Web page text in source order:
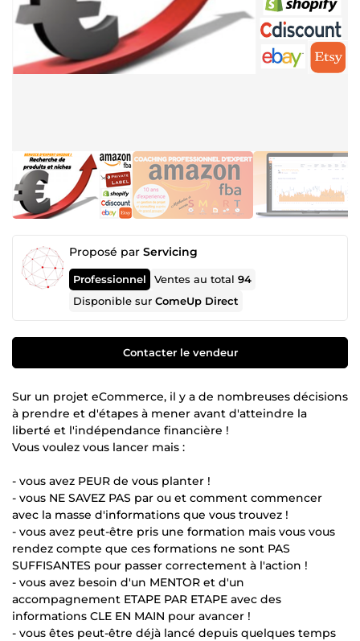
Proposé par Servicing
Professionnel Ventes au total94
Disponible surComeUp Direct
Contacter le vendeur
Sur un projet eCommerce, il y a de nombreuses décisions
à prendre et d'étapes à mener avant d'atteindre la
liberté et l'indépendance financière !
Vous voulez vous lancer mais :
- vous avez PEUR de vous planter !
- vous NE SAVEZ PAS par ou et comment commencer
avec la masse d'informations que vous trouvez !
- vous avez peut-être pris une formation mais vous vous
rendez compte que ces formations ne sont PAS
SUFFISANTES pour passer correctement à l'action !
- vous avez besoin d'un MENTOR et d'un
accompagnement ETAPE PAR ETAPE avec des
informations CLE EN MAIN pour avancer !
- vous êtes peut-être déjà lancé depuis quelques temps